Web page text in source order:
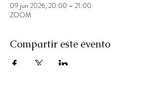
09 jun 2026, 20:00 – 21:00
ZOOM
Compartir este evento